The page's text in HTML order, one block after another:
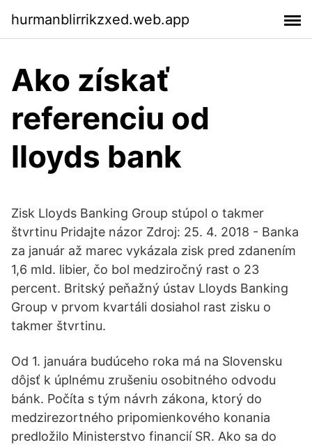
hurmanblirrikzxed.web.app
Ako získať
referenciu od
lloyds bank
Zisk Lloyds Banking Group stúpol o takmer
štvrtinu Pridajte názor Zdroj: 25. 4. 2018 - Banka
za január až marec vykázala zisk pred zdanením
1,6 mld. libier, čo bol medziročný rast o 23
percent. Britský peňažný ústav Lloyds Banking
Group v prvom kvartáli dosiahol rast zisku o
takmer štvrtinu.
Od 1. januára budúceho roka má na Slovensku
dôjsť k úplnému zrušeniu osobitného odvodu
bánk. Počíta s tým návrh zákona, ktorý do
medzirezortného pripomienkového konania
predložilo Ministerstvo financií SR. Ako sa do